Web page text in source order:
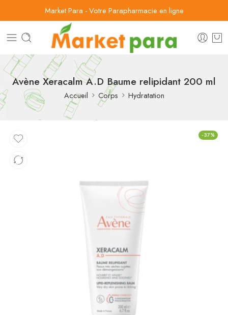
Market Para - Votre Parapharmacie en ligne
Avène Xeracalm A.D Baume relipidant 200 ml
Accueil Corps Hydratation
-37%